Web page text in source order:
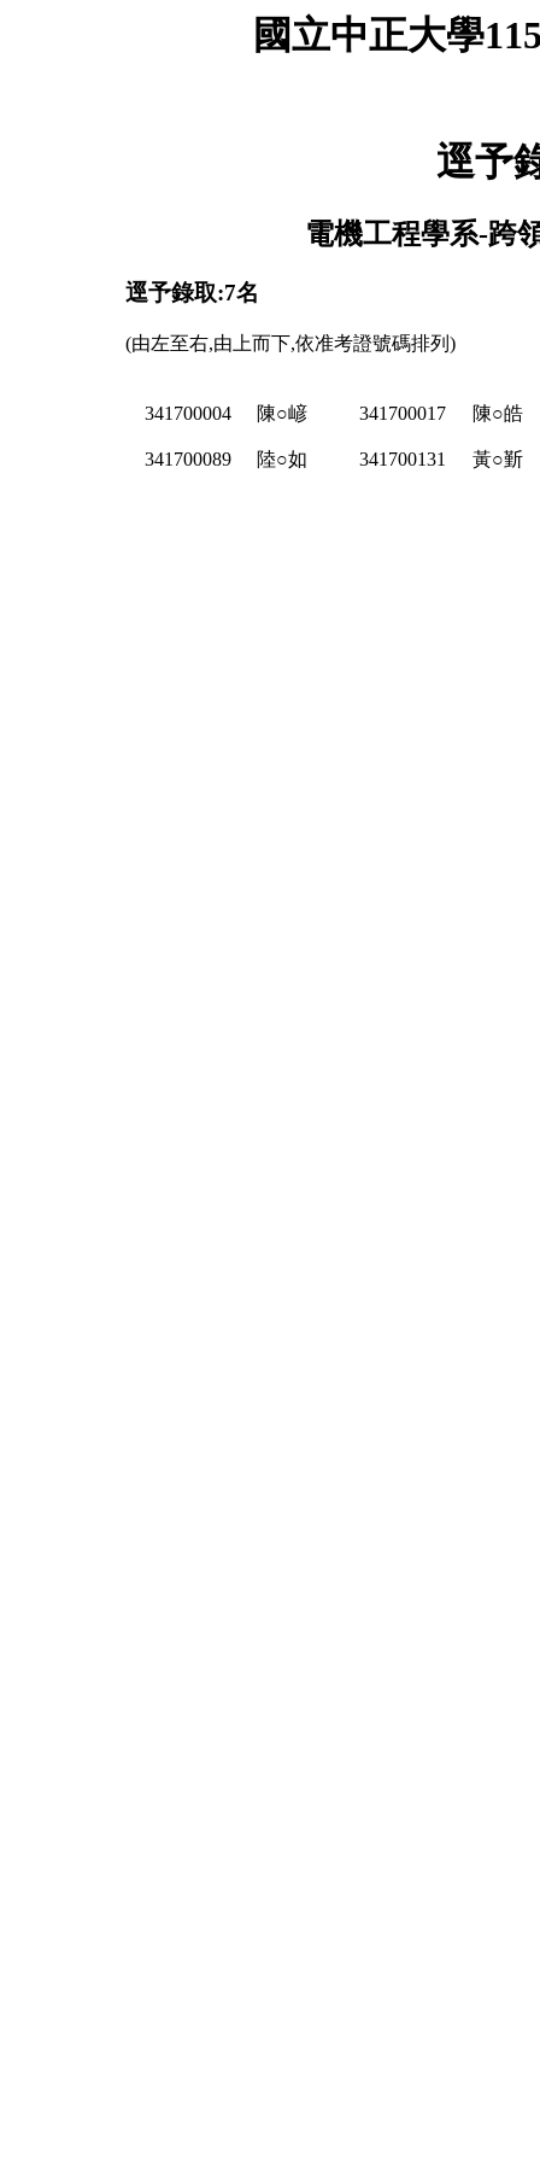
國立中正大學
逕予
電機工程學系-跨
逕予錄取:7名
(由左至右,由上而下,依准考證號碼排列)
341700004 陳○嵃 341700017 陳○皓
341700089 陸○如 341700131 黃○斳